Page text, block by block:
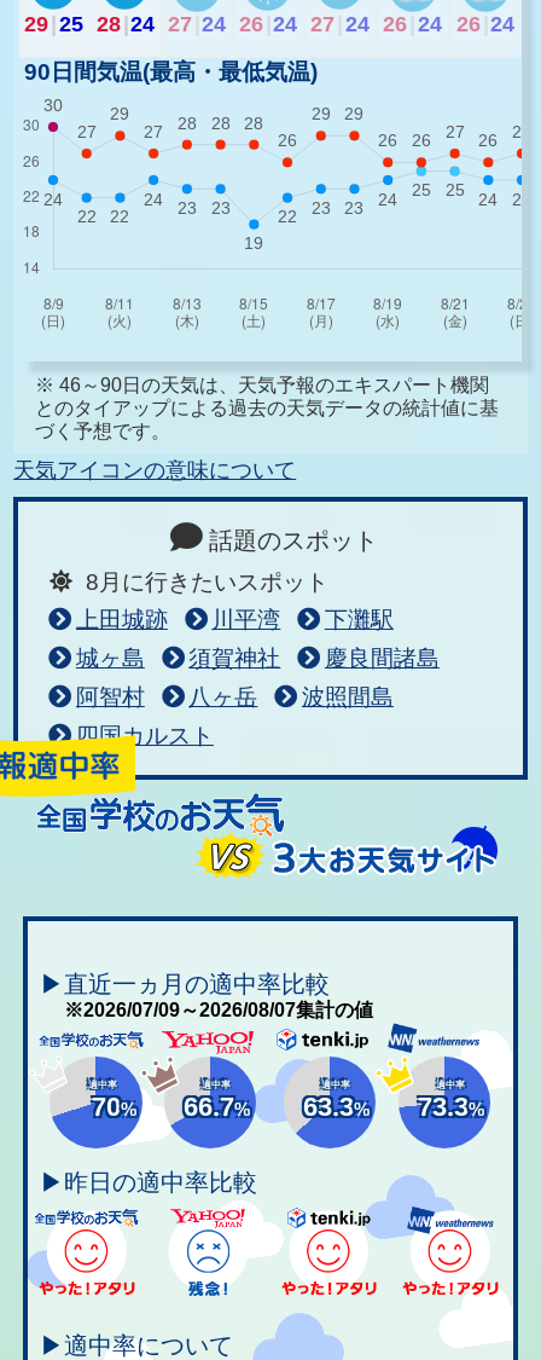
29|25 28|24 27 24 26 24 27 24 26 24 26 24
90日間気温(最高・最低気温)
※ 46～90日の天気は、天気予報のエキスパート機関
とのタイアップによる過去の天気データの統計値に基
づく予想です。
天気アイコンの意味について
話題のスポット
8月に行きたいスポット
上田城跡
川平湾
下灘駅
城ヶ島
須賀神社
慶良間諸島
阿智村
八ヶ岳
波照間島
四国カルスト
▶直近一ヵ月の適中率比較
※2026/07/09～2026/08/07集計の値
適中率
70%
適中率
66.7%
適中率
63.3%
適中率
73.3%
▶昨日の適中率比較
▶適中率について